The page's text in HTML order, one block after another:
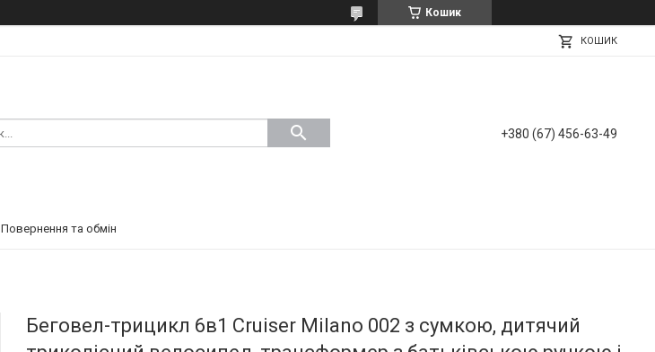
Кошик
КОШИК
+380 (67) 456-63-49
Повернення та обмін
Беговел-трицикл 6в1 Cruiser Milano 002 з сумкою, дитячий